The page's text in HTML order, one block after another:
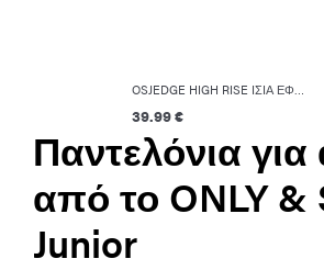
OSJEDGE HIGH RISE ΊΣΙΑ ΕΦΑΡΜΟΓΉ ΤΖΙΝ
39.99 €
Παντελόνια για
από το ONLY &
Junior